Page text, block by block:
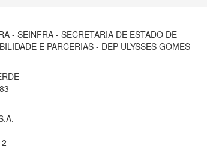
- SEINFRA - SECRETARIA DE ESTADO DE
E PARCERIAS - DEP ULYSSES GOMES